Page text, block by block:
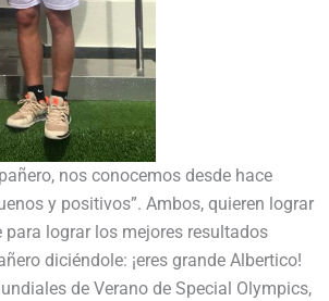
nos conocemos desde hace
y positivos”. Ambos, quieren lograr
para lograr los mejores resultados
diciéndole: ¡eres grande Albertico!
de Verano de Special Olympics,